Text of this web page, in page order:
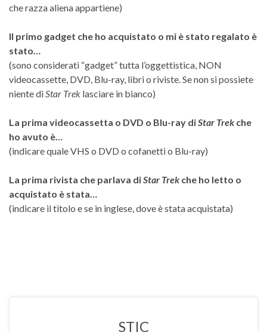
che razza aliena appartiene)
Il primo gadget che ho acquistato o mi è stato regalato è
stato…
(sono considerati “gadget” tutta l’oggettistica, NON
videocassette, DVD, Blu-ray, libri o riviste. Se non si possiete
niente diStar Trek lasciare in bianco)
La prima videocassetta o DVD o Blu-ray diStar Trek che
ho avuto è…
(indicare quale VHS o DVD o cofanetti o Blu-ray)
La prima rivista che parlava diStar Trek che ho letto o
acquistato è stata…
(indicare il titolo e se in inglese, dove è stata acquistata)
STIC